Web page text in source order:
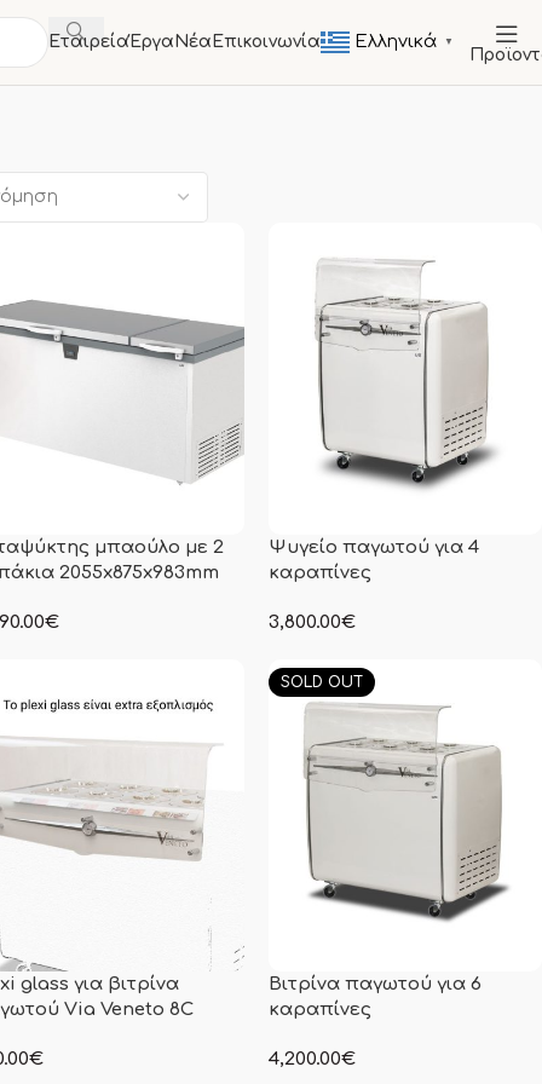
Εταιρεία Έργα Νέα Επικοινωνία Ελληνικά ▼
μπαούλο με 2
2055x875x983mm
€
Ψυγείο παγωτού για 4
καραπίνες
3,800.00€
συμπεριλαμβάνεται Φ.Π.Α
glass για βιτρίνα
Via Veneto 8C
€
SOLD OUT
Βιτρίνα παγωτού για 6
καραπίνες
4,200.00€